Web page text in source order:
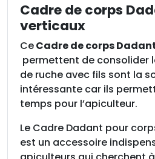
Cadre de corps
verticaux
CeCadre de corps
permettent de consolider
de ruche avec fils sont la
intéressante car ils
temps pour l’apiculteur.
Le Cadre Dadant pour
est un accessoire